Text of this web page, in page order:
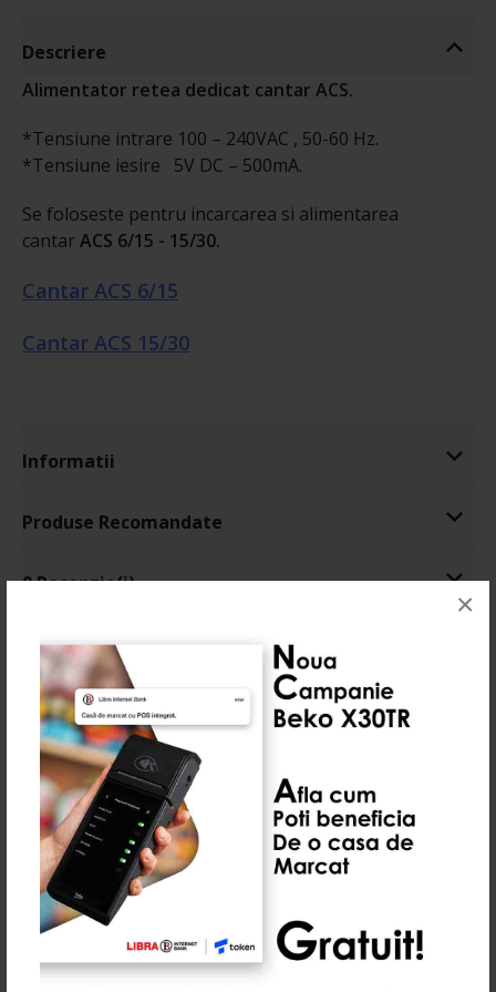
×
Descriere
Alimentator retea dedicat cantar ACS.
*Tensiune intrare 100 – 240VAC , 50-60 Hz.
*Tensiune iesire 5V DC – 500mA.
Se foloseste pentru incarcarea si alimentarea
cantarACS 6/15 - 15/30.
Cantar ACS 6/15
Cantar ACS 15/30
Informatii
Produse Recomandate
0 Recenzie(i)
Vă recomandăm: